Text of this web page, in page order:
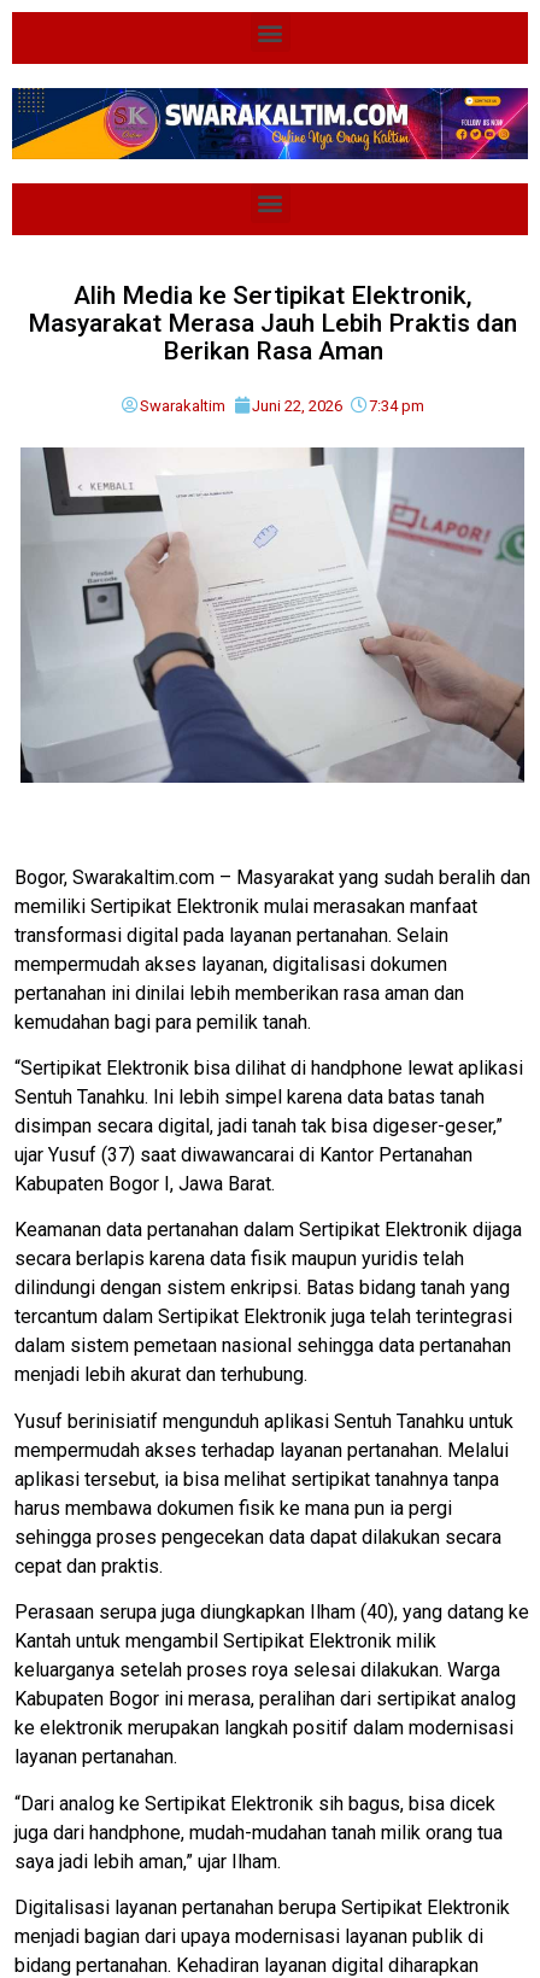
Alih Media ke Sertipikat Elektronik,
Masyarakat Merasa Jauh Lebih Praktis dan
Berikan Rasa Aman
Swarakaltim Juni 22, 2026 7:34 pm
Bogor, Swarakaltim.com – Masyarakat yang sudah beralih dan
memiliki Sertipikat Elektronik mulai merasakan manfaat
transformasi digital pada layanan pertanahan. Selain
mempermudah akses layanan, digitalisasi dokumen
pertanahan ini dinilai lebih memberikan rasa aman dan
kemudahan bagi para pemilik tanah.
“Sertipikat Elektronik bisa dilihat di handphone lewat aplikasi
Sentuh Tanahku. Ini lebih simpel karena data batas tanah
disimpan secara digital, jadi tanah tak bisa digeser-geser,”
ujar Yusuf (37) saat diwawancarai di Kantor Pertanahan
Kabupaten Bogor I, Jawa Barat.
Keamanan data pertanahan dalam Sertipikat Elektronik dijaga
secara berlapis karena data fisik maupun yuridis telah
dilindungi dengan sistem enkripsi. Batas bidang tanah yang
tercantum dalam Sertipikat Elektronik juga telah terintegrasi
dalam sistem pemetaan nasional sehingga data pertanahan
menjadi lebih akurat dan terhubung.
Yusuf berinisiatif mengunduh aplikasi Sentuh Tanahku untuk
mempermudah akses terhadap layanan pertanahan. Melalui
aplikasi tersebut, ia bisa melihat sertipikat tanahnya tanpa
harus membawa dokumen fisik ke mana pun ia pergi
sehingga proses pengecekan data dapat dilakukan secara
cepat dan praktis.
Perasaan serupa juga diungkapkan Ilham (40), yang datang ke
Kantah untuk mengambil Sertipikat Elektronik milik
keluarganya setelah proses roya selesai dilakukan. Warga
Kabupaten Bogor ini merasa, peralihan dari sertipikat analog
ke elektronik merupakan langkah positif dalam modernisasi
layanan pertanahan.
“Dari analog ke Sertipikat Elektronik sih bagus, bisa dicek
juga dari handphone, mudah-mudahan tanah milik orang tua
saya jadi lebih aman,” ujar Ilham.
Digitalisasi layanan pertanahan berupa Sertipikat Elektronik
menjadi bagian dari upaya modernisasi layanan publik di
bidang pertanahan. Kehadiran layanan digital diharapkan